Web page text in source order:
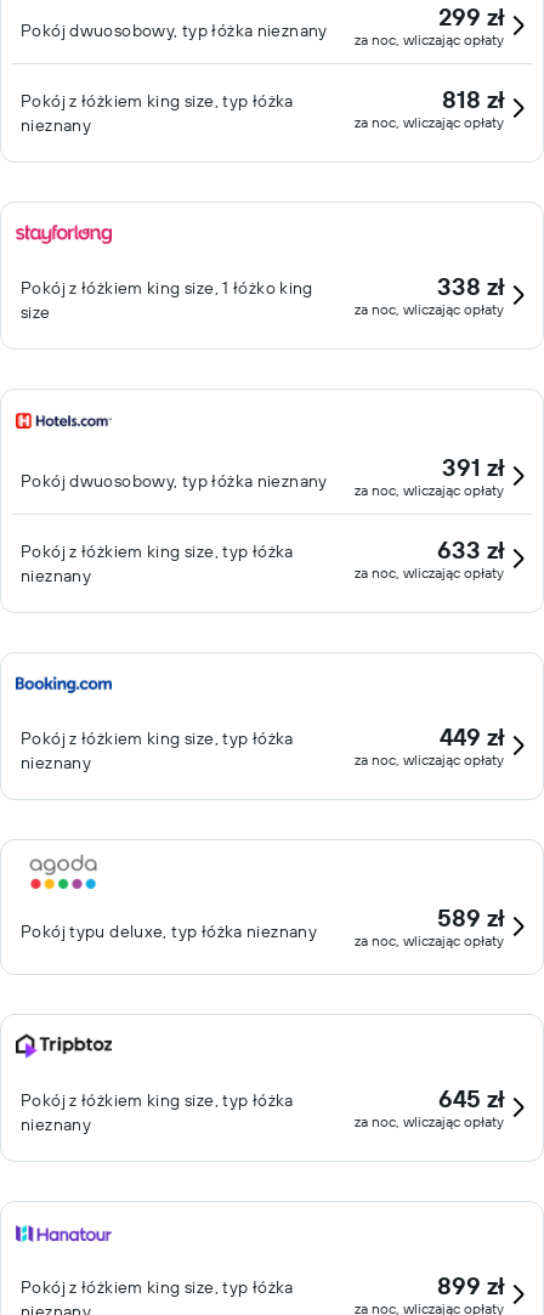
Pokój dwuosobowy, typ łóżka nieznany 299 zł
za noc, wliczając opłaty
Pokój z łóżkiem king size, typ łóżka
nieznany
818 zł
za noc, wliczając opłaty
Pokój z łóżkiem king size, 1 łóżko king
size
338 zł
za noc, wliczając opłaty
Pokój dwuosobowy, typ łóżka nieznany 391 zł
za noc, wliczając opłaty
Pokój z łóżkiem king size, typ łóżka
nieznany
633 zł
za noc, wliczając opłaty
Pokój z łóżkiem king size, typ łóżka
nieznany
449 zł
za noc, wliczając opłaty
Pokój typu deluxe, typ łóżka nieznany 589 zł
za noc, wliczając opłaty
Pokój z łóżkiem king size, typ łóżka
nieznany
645 zł
za noc, wliczając opłaty
Pokój z łóżkiem king size, typ łóżka
899 zł
za noc, wliczając opłaty